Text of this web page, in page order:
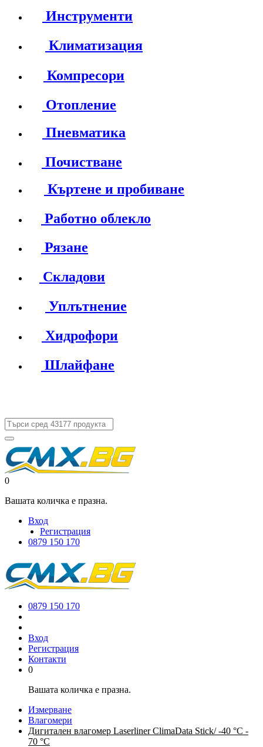
Инструменти
Климатизация
Компресори
Отопление
Пневматика
Почистване
Къртене и пробиване
Работно облекло
Рязане
Складови
Уплътнение
Хидрофори
Шлайфане
0
Вашата количка е празна.
Вход
Регистрация
0879 150 170
0879 150 170
Вход
Регистрация
Контакти
0
Вашата количка е празна.
Измерване
Влагомери
Дигитален влагомер Laserliner ClimaData Stick/ -40 °C -
70 °C